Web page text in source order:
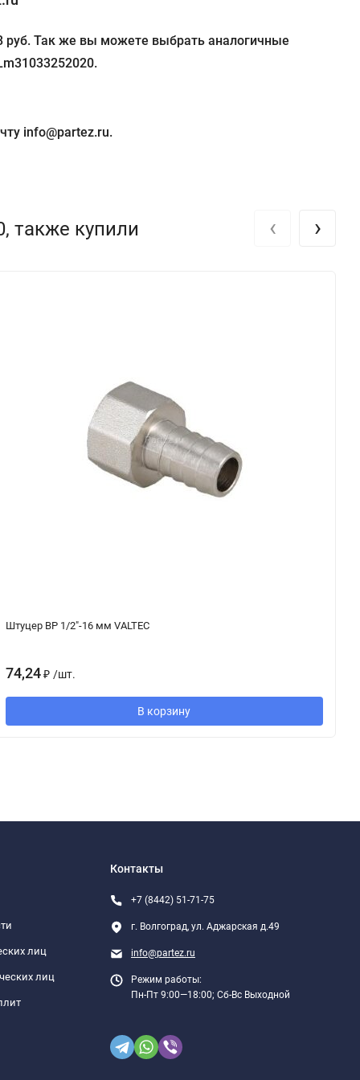
руб. Так же вы можете выбрать аналогичные
info@partez.ru.
также купили
Штуцер ВР 1/2"-16 мм VALTEC
74,24 ₽ /шт.
В корзину
‹ ›
лиц
лиц
Контакты
+7 (8442) 51-71-75
г. Волгоград, ул. Аджарская д.49
info@partez.ru
Режим работы:
Пн-Пт 9:00—18:00; Сб-Вс Выходной